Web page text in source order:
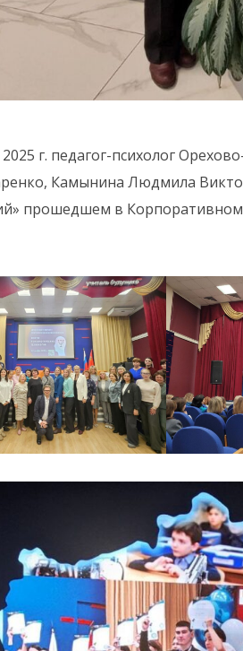
2025 г. педагог-психолог
Камынина Людмила
прошедшем в